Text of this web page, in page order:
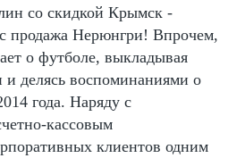
со скидкой Крымск -
продажа Нерюнгри! Впрочем,
о футболе, выкладывая
и делясь воспоминаниями о
года. Наряду с
кассовым
клиентов одним